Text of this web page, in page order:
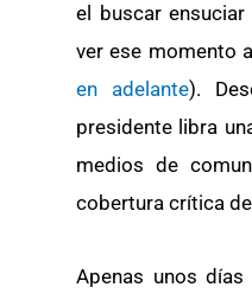
el buscar
ver ese momento
en adelante).
presidente libra
medios de
cobertura crítica
Apenas unos